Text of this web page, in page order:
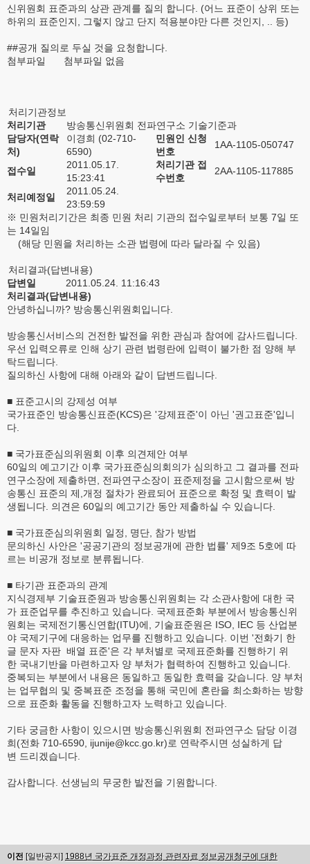
신위원회 표준과의 상관 관계를 질의 합니다. (어느 표준이 상위 또는
하위의 표준인지, 그렇지 않고 단지 적용분야만 다른 것인지, .. 등)
##공개 질의로 두실 것을 요청합니다.
첨부파일
첨부파일 없음
처리기관정보
처리기관
방송통신위원회 전파연구소 기술기준과
담당자(연락
처)
이경희 (02-710-
6590)
민원인 신청
번호
1AA-1105-050747
접수일
2011.05.17.
15:23:41
처리기관 접
수번호
2AA-1105-117885
처리예정일
2011.05.24.
23:59:59
※ 민원처리기간은 최종 민원 처리 기관의 접수일로부터 보통 7일 또
는 14일임
(해당 민원을 처리하는 소관 법령에 따라 달라질 수 있음)
처리결과(답변내용)
답변일
2011.05.24. 11:16:43
처리결과(답변내용)
안녕하십니까? 방송통신위원회입니다.
방송통신서비스의 건전한 발전을 위한 관심과 참여에 감사드립니다.
우선 입력오류로 인해 상기 관련 법령란에 입력이 불가한 점 양해 부
탁드립니다.
질의하신 사항에 대해 아래와 같이 답변드립니다.
■ 표준고시의 강제성 여부
국가표준인 방송통신표준(KCS)은 '강제표준'이 아닌 '권고표준'입니
다.
■ 국가표준심의위원회 이후 의견제안 여부
60일의 예고기간 이후 국가표준심의회의가 심의하고 그 결과를 전파
연구소장에 제출하면, 전파연구소장이 표준제정을 고시함으로써 방
송통신 표준의 제,개정 절차가 완료되어 표준으로 확정 및 효력이 발
생됩니다. 의견은 60일의 예고기간 동안 제출하실 수 있습니다.
■ 국가표준심의위원회 일정, 명단, 참가 방법
문의하신 사안은 '공공기관의 정보공개에 관한 법률' 제9조 5호에 따
르는 비공개 정보로 분류됩니다.
■ 타기관 표준과의 관계
지식경제부 기술표준원과 방송통신위원회는 각 소관사항에 대한 국
가 표준업무를 추진하고 있습니다. 국제표준화 부분에서 방송통신위
원회는 국제전기통신연합(ITU)에, 기술표준원은 ISO, IEC 등 산업분
야 국제기구에 대응하는 업무를 진행하고 있습니다. 이번 '전화기 한
글 문자 자판 배열 표준'은 각 부처별로 국제표준화를 진행하기 위
한 국내기반을 마련하고자 양 부처가 협력하여 진행하고 있습니다.
중복되는 부분에서 내용은 동일하고 동일한 효력을 갖습니다. 양 부처
는 업무협의 및 중복표준 조정을 통해 국민에 혼란을 최소화하는 방향
으로 표준화 활동을 진행하고자 노력하고 있습니다.
기타 궁금한 사항이 있으시면 방송통신위원회 전파연구소 담당 이경
희(전화 710-6590, ijunije@kcc.go.kr)로 연락주시면 성실하게 답
변 드리겠습니다.
감사합니다. 선생님의 무궁한 발전을 기원합니다.
이전 [일반공지] 1988년 국가표준 개정과정 관련자료 정보공개청구에 대한